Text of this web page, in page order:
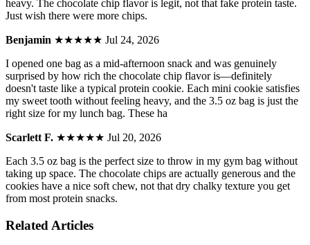
heavy. The chocolate chip flavor is legit, not that fake protein taste.
Just wish there were more chips.
Benjamin ★★★★★ Jul 24, 2026
I opened one bag as a mid-afternoon snack and was genuinely
surprised by how rich the chocolate chip flavor is—definitely
doesn't taste like a typical protein cookie. Each mini cookie satisfies
my sweet tooth without feeling heavy, and the 3.5 oz bag is just the
right size for my lunch bag. These ha
Scarlett F. ★★★★★ Jul 20, 2026
Each 3.5 oz bag is the perfect size to throw in my gym bag without
taking up space. The chocolate chips are actually generous and the
cookies have a nice soft chew, not that dry chalky texture you get
from most protein snacks.
Related Articles